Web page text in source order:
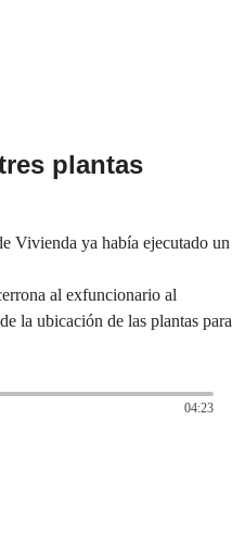
plantas
Vivienda ya había ejecutado un
al exfuncionario al
la ubicación de las plantas para
04:23